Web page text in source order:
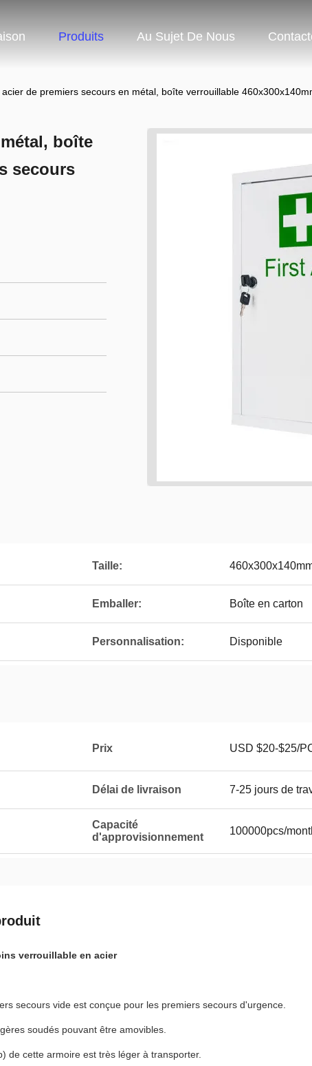
Produits Au Sujet De Nous
de premiers secours en métal, boîte verrouillable
boîte
secours
Taille:
Emballer: Boîte en carton
Personnalisation: Disponible
Prix USD $20-$25/
Délai de livraison 7-25 jours de
Capacité
d'approvisionnement
100000pcs/
verrouillable en acier
secours vide est conçue pour les premiers secours d'urgence.
soudés pouvant être amovibles.
de cette armoire est très léger à transporter.